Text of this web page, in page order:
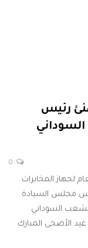
رئيس
لجهاز المخابرات
مجلس السيادة
السوداني
الأضحى المبارك